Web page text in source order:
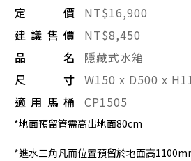
搜尋產品
定價
NT$16,900
建議售價
NT$8,450
品名
隱藏式水箱
尺寸 W150 x D500 x
適用馬桶
CP1505
*地面預留管需高出地面80cm
*進水三角凡而位置預留於地面高